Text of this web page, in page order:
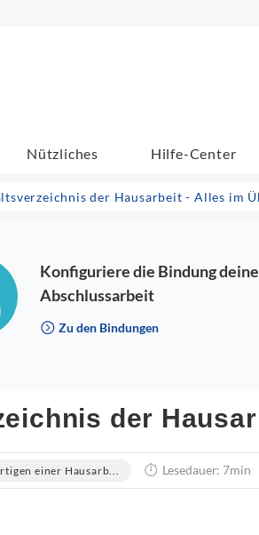
Nützliches Hilfe-Center
der Hausarbeit - Alles im
Konfiguriere die Bindung
Abschlussarbeit
Zu den Bindungen
der
einer Hausarb... Lesedauer: 7min